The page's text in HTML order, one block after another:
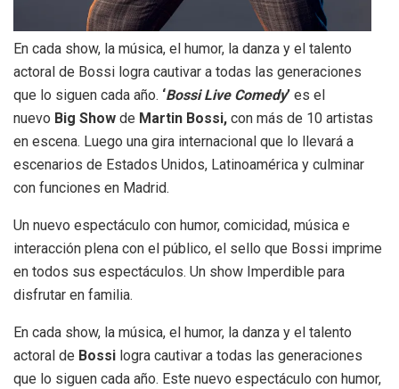
En cada show, la música, el humor, la danza y el talento
actoral de Bossi logra cautivar a todas las generaciones
que lo siguen cada año. ‘Bossi Live Comedy’ es el
nuevo Big Show de Martin Bossi, con más de 10 artistas
en escena. Luego una gira internacional que lo llevará a
escenarios de Estados Unidos, Latinoamérica y culminar
con funciones en Madrid.
Un nuevo espectáculo con humor, comicidad, música e
interacción plena con el público, el sello que Bossi imprime
en todos sus espectáculos. Un show Imperdible para
disfrutar en familia.
En cada show, la música, el humor, la danza y el talento
actoral de Bossi logra cautivar a todas las generaciones
que lo siguen cada año. Este nuevo espectáculo con humor,